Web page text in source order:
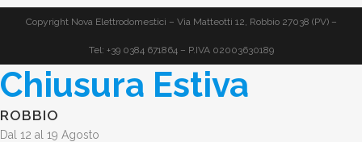
Copyright Nova Elettrodomestici – Via Matteotti 12, Robbio 27038 (PV) –
Tel: +39 0384 671864 – P.IVA 02003630189
Chiusura Estiva
ROBBIO
Dal 12 al 19 Agosto